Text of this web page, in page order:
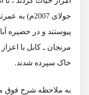
پیوستند و در حضیره
مرنجان ـ کابل با
خاک سپرده شدند.
به ملاحظه شرح فوق